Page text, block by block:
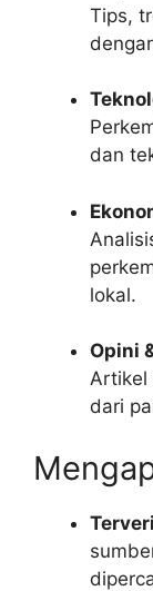
Tips,
dan
lokal.
Opini
Artikel
dari